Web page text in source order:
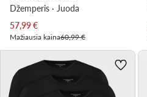
Džemperis · Juoda
Dabartinė kaina
57,99€
Mažiausia kaina60,99 €